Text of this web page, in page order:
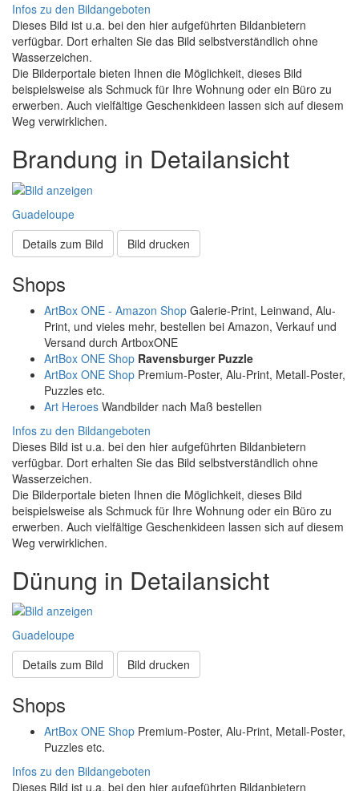
Infos zu den Bildangeboten
Dieses Bild ist u.a. bei den hier aufgeführten Bildanbietern
verfügbar. Dort erhalten Sie das Bild selbstverständlich ohne
Wasserzeichen.
Die Bilderportale bieten Ihnen die Möglichkeit, dieses Bild
beispielsweise als Schmuck für Ihre Wohnung oder ein Büro zu
erwerben. Auch vielfältige Geschenkideen lassen sich auf diesem
Weg verwirklichen.
Brandung in Detailansicht
Guadeloupe
Details zum Bild
Bild drucken
Shops
ArtBox ONE - Amazon Shop Galerie-Print, Leinwand, Alu-
Print, und vieles mehr, bestellen bei Amazon, Verkauf und
Versand durch ArtboxONE
ArtBox ONE Shop Ravensburger Puzzle
ArtBox ONE Shop Premium-Poster, Alu-Print, Metall-Poster,
Puzzles etc.
Art Heroes Wandbilder nach Maß bestellen
Infos zu den Bildangeboten
Dieses Bild ist u.a. bei den hier aufgeführten Bildanbietern
verfügbar. Dort erhalten Sie das Bild selbstverständlich ohne
Wasserzeichen.
Die Bilderportale bieten Ihnen die Möglichkeit, dieses Bild
beispielsweise als Schmuck für Ihre Wohnung oder ein Büro zu
erwerben. Auch vielfältige Geschenkideen lassen sich auf diesem
Weg verwirklichen.
Dünung in Detailansicht
Guadeloupe
Details zum Bild
Bild drucken
Shops
ArtBox ONE Shop Premium-Poster, Alu-Print, Metall-Poster,
Puzzles etc.
Infos zu den Bildangeboten
Dieses Bild ist u.a. bei den hier aufgeführten Bildanbietern